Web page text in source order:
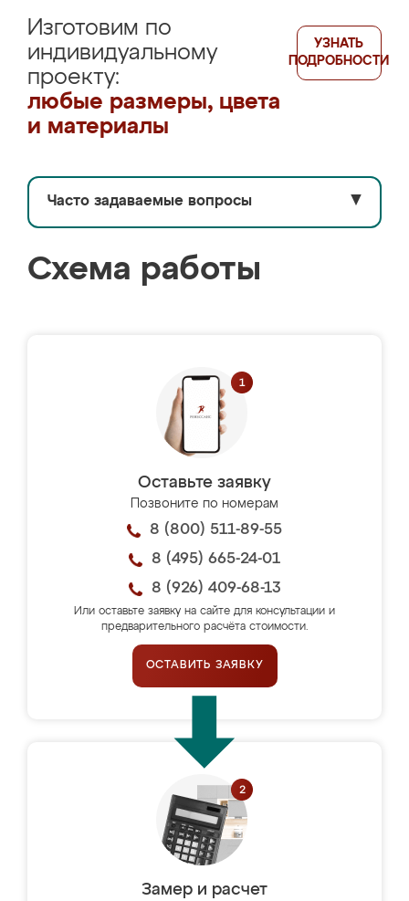
Изготовим по
индивидуальному
проекту:
любые размеры, цвета
и материалы
УЗНАТЬ
ПОДРОБНОСТИ
Часто задаваемые вопросы ▼
Схема работы
Оставьте заявку
Позвоните по номерам
8 (800) 511-89-55
8 (495) 665-24-01
8 (926) 409-68-13
Или оставьте заявку на сайте для консультации и
предварительного расчёта стоимости.
ОСТАВИТЬ ЗАЯВКУ
Замер и расчет